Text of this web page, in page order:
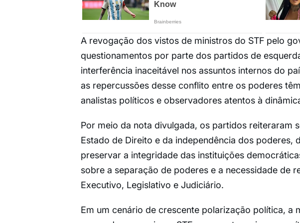
A revogação dos vistos de ministros do STF pelo
questionamentos por parte dos partidos de
interferência inaceitável nos assuntos internos do
as repercussões desse conflito entre os poderes
analistas políticos e observadores atentos à
Por meio da nota divulgada, os partidos reiteraram
Estado de Direito e da independência dos poderes,
preservar a integridade das instituições
sobre a separação de poderes e a necessidade de
Executivo, Legislativo e Judiciário.
Em um cenário de crescente polarização política, a